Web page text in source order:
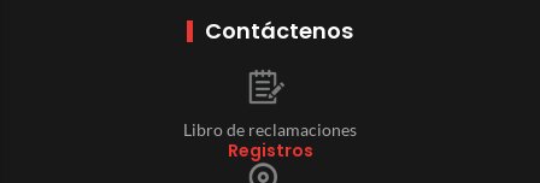
Contáctenos
Libro de reclamaciones
Registros